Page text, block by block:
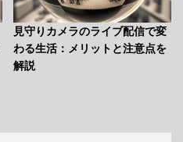
見守りカメラのライブ配信で変
わる生活：メリットと注意点を
解説